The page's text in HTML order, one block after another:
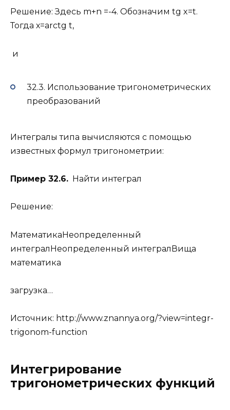
Решение: Здесь m+n =-4. Обозначим tg x=t.
Тогда х=arctg t,
и
32.3. Использование тригонометрических
преобразований
Интегралы типа вычисляются с помощью
известных формул тригонометрии:
Пример 32.6. Найти интеграл
Решение:
МатематикаНеопределенный
интегралНеопределенный интегралВища
математика
загрузка…
Источник: http://www.znannya.org/?view=integr-
trigonom-function
Интегрирование
тригонометрических функций